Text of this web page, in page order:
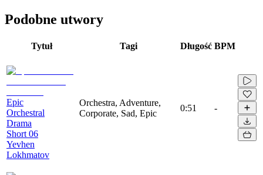
Podobne utwory
Tytuł Tagi Długość BPM
Epic
Orchestral
Drama
Short 06
Yevhen
Lokhmatov
Orchestra, Adventure,
Corporate, Sad, Epic
0:51 -